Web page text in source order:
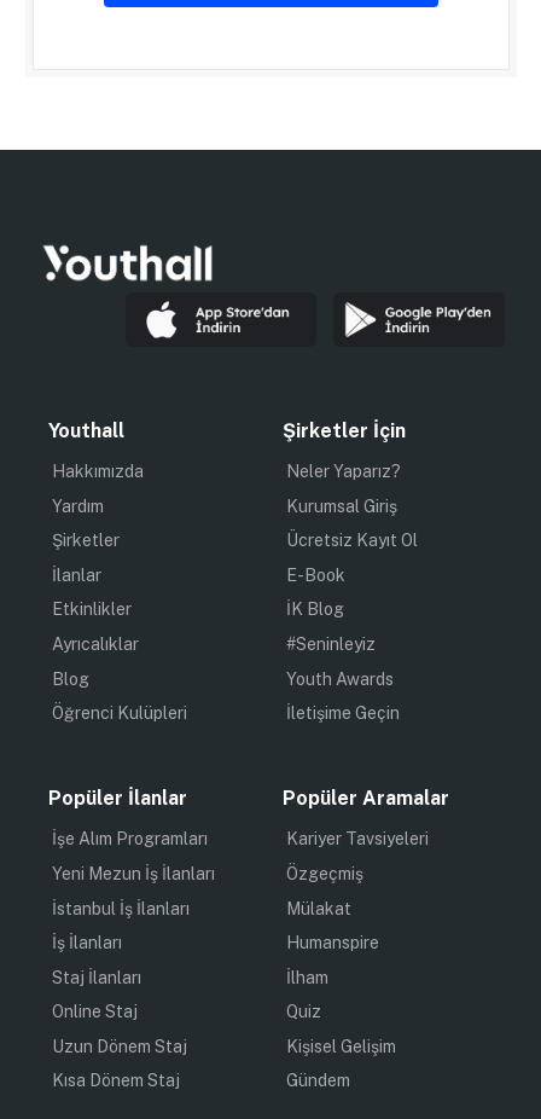
Youthall
Hakkımızda
Yardım
Şirketler
İlanlar
Etkinlikler
Ayrıcalıklar
Blog
Öğrenci Kulüpleri
Şirketler İçin
Neler Yaparız?
Kurumsal Giriş
Ücretsiz Kayıt Ol
E-Book
İK Blog
#Seninleyiz
Youth Awards
İletişime Geçin
Popüler İlanlar
İşe Alım Programları
Yeni Mezun İş İlanları
İstanbul İş İlanları
İş İlanları
Staj İlanları
Online Staj
Uzun Dönem Staj
Kısa Dönem Staj
Popüler Aramalar
Kariyer Tavsiyeleri
Özgeçmiş
Mülakat
Humanspire
İlham
Quiz
Kişisel Gelişim
Gündem